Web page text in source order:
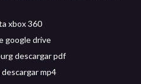
xbox 360
google drive
descargar pdf
mp4